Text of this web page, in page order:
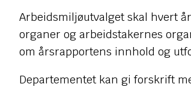
Arbeidsmiljøutvalget skal hvert
organer og arbeidstakernes
om årsrapportens innhold og
Departementet kan gi forskrift